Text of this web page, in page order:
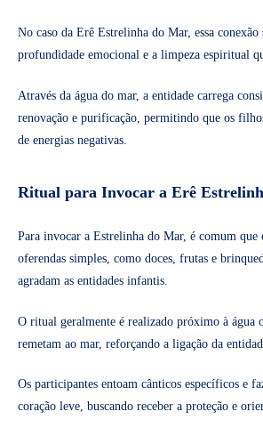
No caso da Erê Estrelinha do Mar, essa
profundidade emocional e a limpeza espiritual
Através da água do mar, a entidade carrega
renovação e purificação, permitindo que os
de energias negativas.
Ritual para Invocar a Erê
Para invocar a Estrelinha do Mar, é comum que
oferendas simples, como doces, frutas e
agradam as entidades infantis.
O ritual geralmente é realizado próximo à água
remetam ao mar, reforçando a ligação da
Os participantes entoam cânticos específicos e
coração leve, buscando receber a proteção e